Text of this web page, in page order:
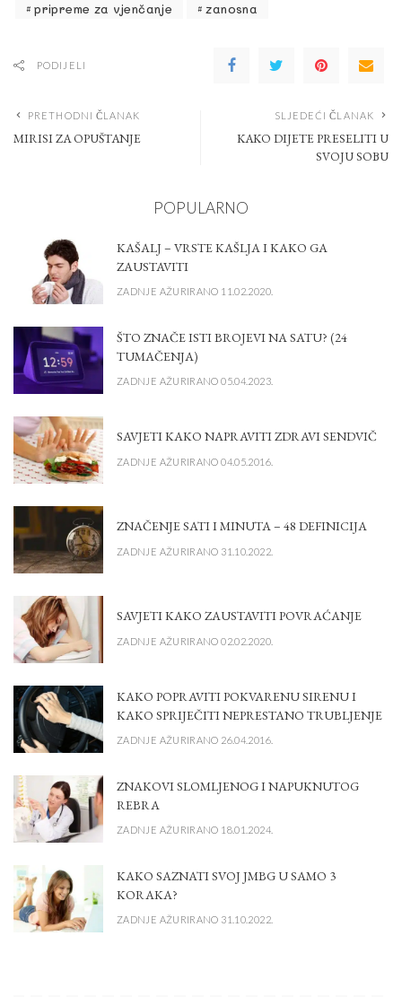
pripreme za vjenčanje zanosna
PODIJELI
PRETHODNI ČLANAK
MIRISI ZA OPUŠTANJE
SLJEDEĆI ČLANAK
KAKO DIJETE PRESELITI U
SVOJU SOBU
POPULARNO
KAŠALJ – VRSTE KAŠLJA I KAKO GA
ZAUSTAVITI
ZADNJE AŽURIRANO 11.02.2020.
ŠTO ZNAČE ISTI BROJEVI NA SATU? (24
TUMAČENJA)
ZADNJE AŽURIRANO 05.04.2023.
SAVJETI KAKO NAPRAVITI ZDRAVI SENDVIČ
ZADNJE AŽURIRANO 04.05.2016.
ZNAČENJE SATI I MINUTA – 48 DEFINICIJA
ZADNJE AŽURIRANO 31.10.2022.
SAVJETI KAKO ZAUSTAVITI POVRAĆANJE
ZADNJE AŽURIRANO 02.02.2020.
KAKO POPRAVITI POKVARENU SIRENU I
KAKO SPRIJEČITI NEPRESTANO TRUBLJENJE
ZADNJE AŽURIRANO 26.04.2016.
ZNAKOVI SLOMLJENOG I NAPUKNUTOG
REBRA
ZADNJE AŽURIRANO 18.01.2024.
KAKO SAZNATI SVOJ JMBG U SAMO 3
KORAKA?
ZADNJE AŽURIRANO 31.10.2022.